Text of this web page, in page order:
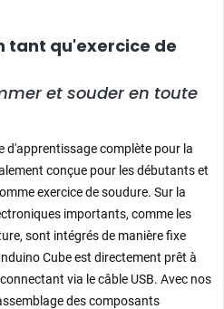
tant qu'exercice de
et souder en toute
d'apprentissage complète pour la
conçue pour les débutants et
exercice de soudure. Sur la
importants, comme les
sont intégrés de manière fixe
Cube est directement prêt à
via le câble USB. Avec nos
des composants